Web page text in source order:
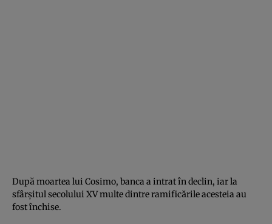
După moartea lui Cosimo, banca a intrat în declin, iar la
sfârşitul secolului XV multe dintre ramificările acesteia au
fost închise.